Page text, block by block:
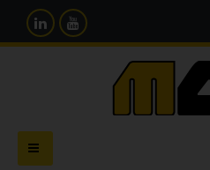
Navegación
Toggle